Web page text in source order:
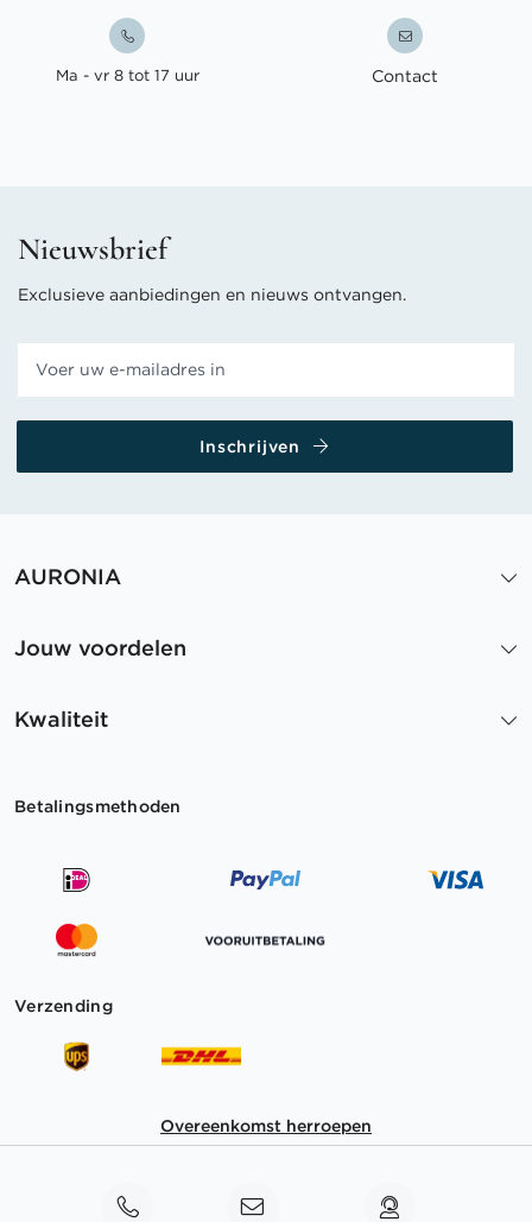
Ma - vr 8 tot 17 uur Contact
Nieuwsbrief
Exclusieve aanbiedingen en nieuws ontvangen.
Inschrijven
AURONIA
Jouw voordelen
Kwaliteit
Betalingsmethoden
Verzending
Overeenkomst herroepen